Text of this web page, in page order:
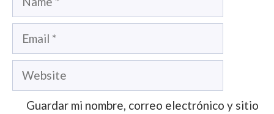
Guardar mi nombre, correo electrónico y sitio